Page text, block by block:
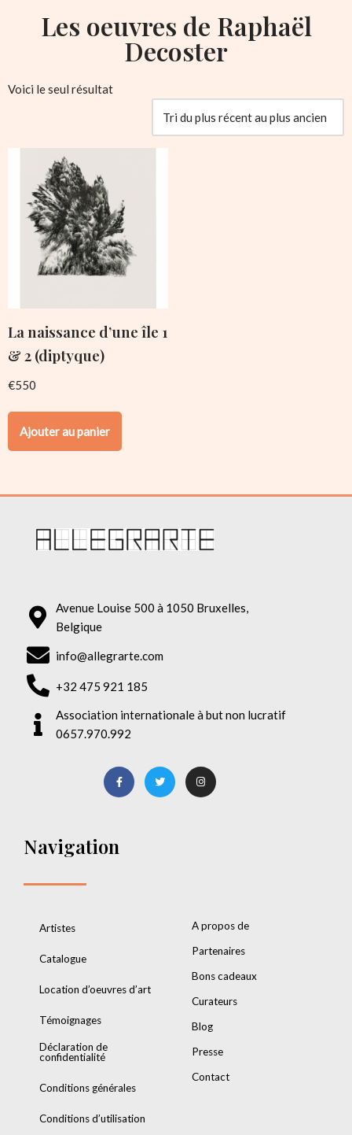
Les oeuvres de Raphaël
Decoster
Voici le seul résultat
La naissance d’une île 1
& 2 (diptyque)
€550
Ajouter au panier
Avenue Louise 500 à 1050 Bruxelles,
Belgique
info@allegrarte.com
+32 475 921 185
Association internationale à but non lucratif
0657.970.992
Navigation
Artistes
Catalogue
Location d’oeuvres d’art
Témoignages
Déclaration de
confidentialité
Conditions générales
Conditions d’utilisation
A propos de
Partenaires
Bons cadeaux
Curateurs
Blog
Presse
Contact